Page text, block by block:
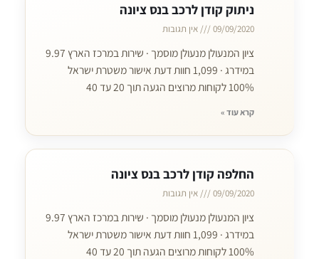
ניתוק קודן לרכב בנס ציונה
09/09/2020 אין תגובות
ציון המנעולן מנעולן מוסמך · שירות במרכז הארץ 9.97
במידרג · 1,099 חוות דעת אישור משטרת ישראל
100% לקוחות מרוצים הגעה תוך 20 עד 40
קרא עוד »
החלפה קודן לרכב בנס ציונה
09/09/2020 אין תגובות
ציון המנעולן מנעולן מוסמך · שירות במרכז הארץ 9.97
במידרג · 1,099 חוות דעת אישור משטרת ישראל
100% לקוחות מרוצים הגעה תוך 20 עד 40